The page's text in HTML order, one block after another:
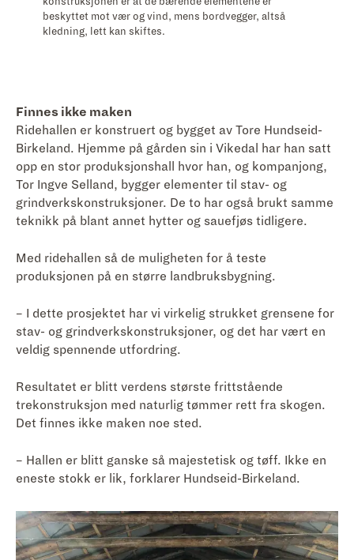
beskyttet mot vær og vind, mens bordvegger, altså
kledning, lett kan skiftes.
Finnes ikke maken
Ridehallen er konstruert og bygget av Tore Hundseid-
Birkeland. Hjemme på gården sin i Vikedal har han satt
opp en stor produksjonshall hvor han, og kompanjong,
Tor Ingve Selland, bygger elementer til stav- og
grindverkskonstruksjoner. De to har også brukt samme
teknikk på blant annet hytter og sauefjøs tidligere.
Med ridehallen så de muligheten for å teste
produksjonen på en større landbruksbygning.
– I dette prosjektet har vi virkelig strukket grensene for
stav- og grindverkskonstruksjoner, og det har vært en
veldig spennende utfordring.
Resultatet er blitt verdens største frittstående
trekonstruksjon med naturlig tømmer rett fra skogen.
Det finnes ikke maken noe sted.
– Hallen er blitt ganske så majestetisk og tøff. Ikke en
eneste stokk er lik, forklarer Hundseid-Birkeland.